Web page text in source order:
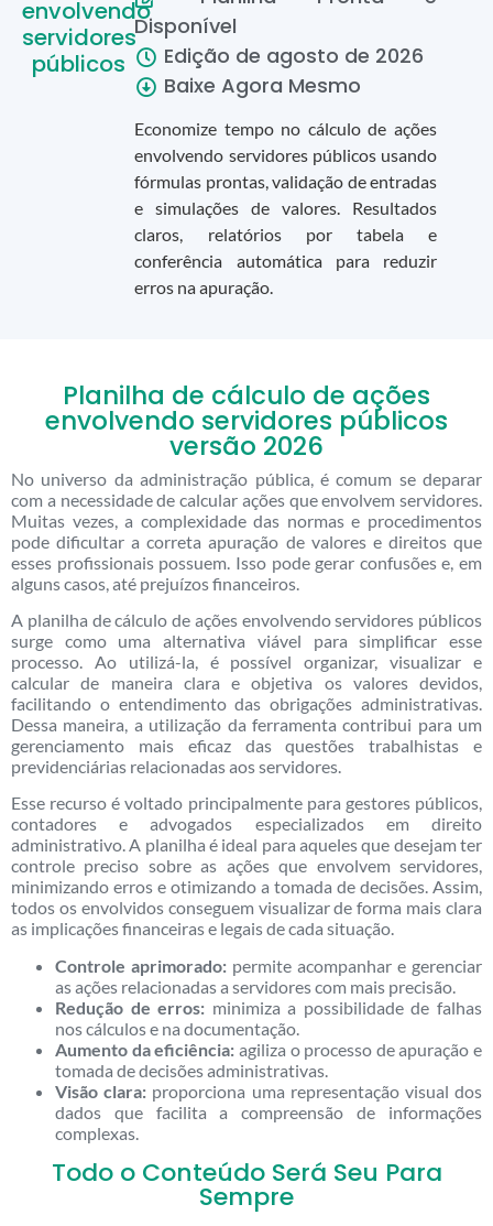
envolvendo
servidores
públicos
Disponível
Edição de agosto de 2026
Baixe Agora Mesmo
Economize tempo no cálculo de ações
envolvendo servidores públicos usando
fórmulas prontas, validação de entradas
e simulações de valores. Resultados
claros, relatórios por tabela e
conferência automática para reduzir
erros na apuração.
Planilha de cálculo de ações
envolvendo servidores públicos
versão 2026
No universo da administração pública, é comum se deparar
com a necessidade de calcular ações que envolvem servidores.
Muitas vezes, a complexidade das normas e procedimentos
pode dificultar a correta apuração de valores e direitos que
esses profissionais possuem. Isso pode gerar confusões e, em
alguns casos, até prejuízos financeiros.
A planilha de cálculo de ações envolvendo servidores públicos
surge como uma alternativa viável para simplificar esse
processo. Ao utilizá-la, é possível organizar, visualizar e
calcular de maneira clara e objetiva os valores devidos,
facilitando o entendimento das obrigações administrativas.
Dessa maneira, a utilização da ferramenta contribui para um
gerenciamento mais eficaz das questões trabalhistas e
previdenciárias relacionadas aos servidores.
Esse recurso é voltado principalmente para gestores públicos,
contadores e advogados especializados em direito
administrativo. A planilha é ideal para aqueles que desejam ter
controle preciso sobre as ações que envolvem servidores,
minimizando erros e otimizando a tomada de decisões. Assim,
todos os envolvidos conseguem visualizar de forma mais clara
as implicações financeiras e legais de cada situação.
Controle aprimorado: permite acompanhar e gerenciar
as ações relacionadas a servidores com mais precisão.
Redução de erros: minimiza a possibilidade de falhas
nos cálculos e na documentação.
Aumento da eficiência: agiliza o processo de apuração e
tomada de decisões administrativas.
Visão clara: proporciona uma representação visual dos
dados que facilita a compreensão de informações
complexas.
Todo o Conteúdo Será Seu Para
Sempre